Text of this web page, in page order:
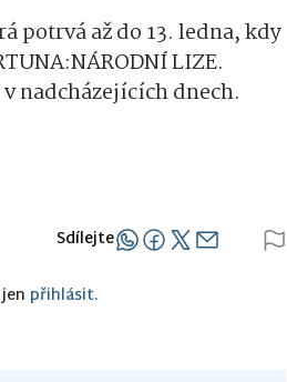
potrvá až do 13. ledna, kdy
LIZE.
nadcházejících dnech.
Sdílejte
přihlásit.